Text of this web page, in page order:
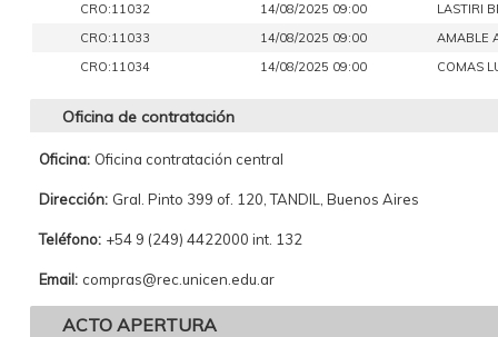
CRO:11032
14/08/2025 09:00
LASTIRI
CRO:11033
14/08/2025 09:00
AMABLE
CRO:11034
14/08/2025 09:00 COMAS
Oficina de contratación
Oficina: Oficina contratación central
Dirección: Gral. Pinto 399 of. 120, TANDIL, Buenos Aires
Teléfono: +54 9 (249) 4422000 int. 132
Email: compras@rec.unicen.edu.ar
ACTO APERTURA